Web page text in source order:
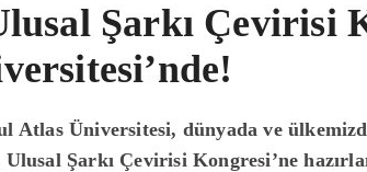
Şarkı Çevirisi
Atlas Üniversitesi, dünyada ve
Ulusal Şarkı Çevirisi Kongresi’ne